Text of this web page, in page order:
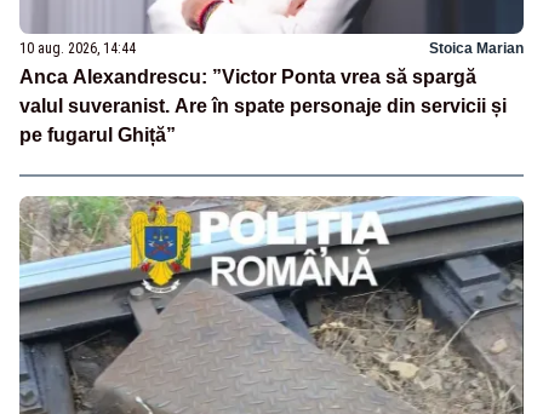
10 aug. 2026, 14:44 Stoica Marian
Anca Alexandrescu: ”Victor Ponta vrea să spargă
valul suveranist. Are în spate personaje din servicii și
pe fugarul Ghiță”